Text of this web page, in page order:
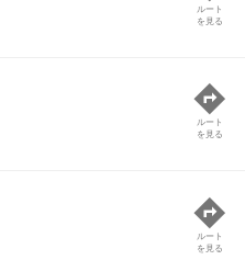
ルート
を見る
ルート
を見る
ルート
を見る